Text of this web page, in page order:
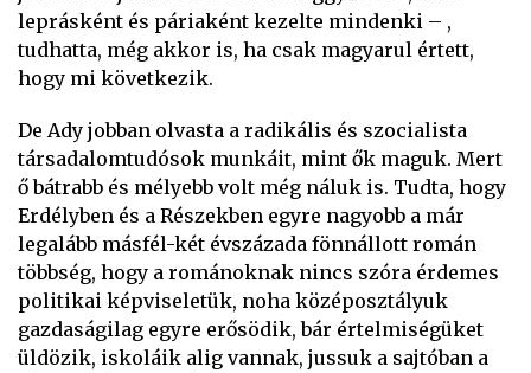
leprásként és páriaként kezelte mindenki – ,
tudhatta, még akkor is, ha csak magyarul értett,
hogy mi következik.
De Ady jobban olvasta a radikális és szocialista
társadalomtudósok munkáit, mint ők maguk. Mert
ő bátrabb és mélyebb volt még náluk is. Tudta, hogy
Erdélyben és a Részekben egyre nagyobb a már
legalább másfél-két évszázada fönnállott román
többség, hogy a románoknak nincs szóra érdemes
politikai képviseletük, noha középosztályuk
gazdaságilag egyre erősödik, bár értelmiségüket
üldözik, iskoláik alig vannak, jussuk a sajtóban a